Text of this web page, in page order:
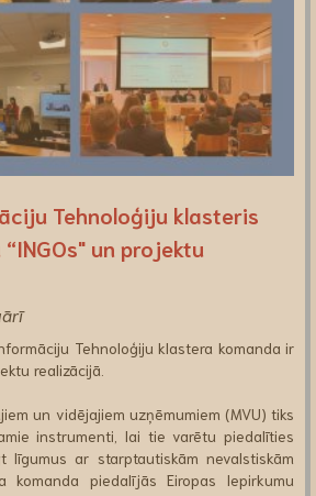
Tehnoloģiju klasteris
un projektu
Tehnoloģiju klastera komanda ir
realizācijā.
un vidējajiem uzņēmumiem (MVU) tiks
instrumenti, lai tie varētu piedalīties
līgumus ar starptautiskām nevalstiskām
komanda piedalījās Eiropas Iepirkumu